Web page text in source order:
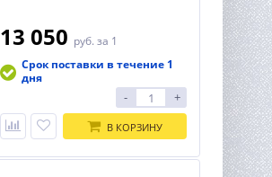
13 050 руб. за 1
Срок поставки в течение 1
дня
- +
В КОРЗИНУ